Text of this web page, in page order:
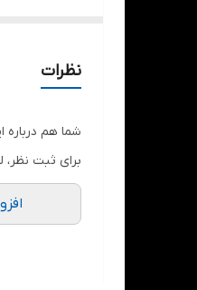
در شش رنگ
مشکی ، سفید ،
نظرات
شما هم
برای ثبت نظر،